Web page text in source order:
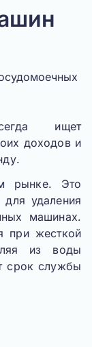
ищет
доходов и
рынке. Это
для удаления
машинах.
при жесткой
из воды
срок службы